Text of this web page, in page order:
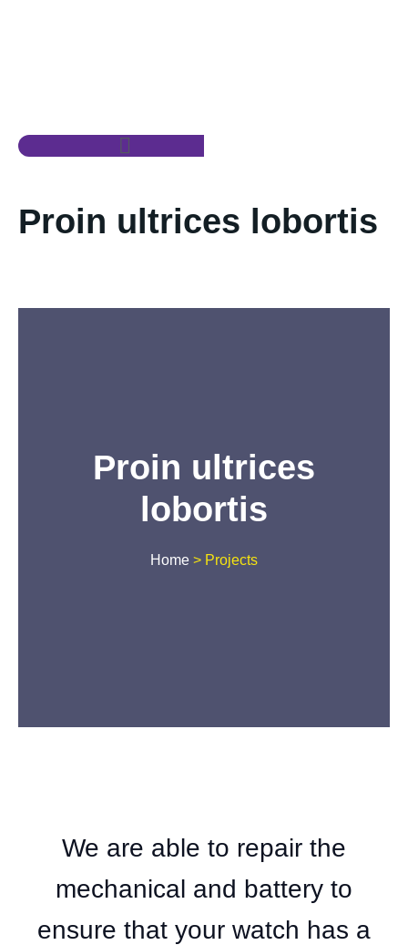
Proin ultrices lobortis
Proin ultrices
lobortis
Home > Projects
We are able to repair the
mechanical and battery to
ensure that your watch has a